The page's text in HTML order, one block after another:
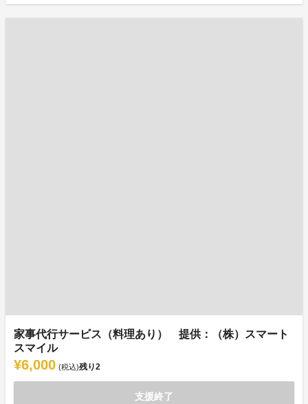
家事代行サービス（料理あり） 提供：（株）スマート
スマイル
¥6,000 (税込)残り2
支援終了